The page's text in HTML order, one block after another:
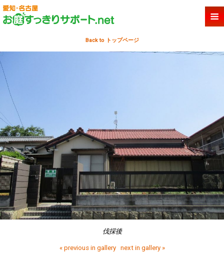
Back to トップページ
伐採後
« previous in gallery next in gallery »